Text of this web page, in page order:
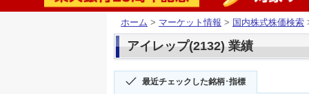
ホーム > マーケット情報 > 国内株式株価検索
アイレップ(2132) 業績
最近チェックした銘柄･指標